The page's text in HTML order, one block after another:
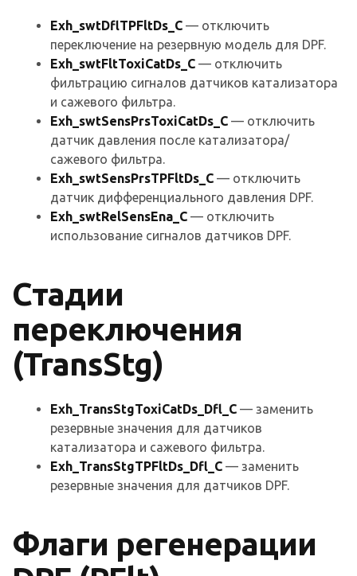
Exh_swtDflTPFltDs_C — отключить
переключение на резервную модель для DPF.
Exh_swtFltToxiCatDs_C — отключить
фильтрацию сигналов датчиков катализатора
и сажевого фильтра.
Exh_swtSensPrsToxiCatDs_C — отключить
датчик давления после катализатора/
сажевого фильтра.
Exh_swtSensPrsTPFltDs_C — отключить
датчик дифференциального давления DPF.
Exh_swtRelSensEna_C — отключить
использование сигналов датчиков DPF.
Стадии
переключения
(TransStg)
Exh_TransStgToxiCatDs_Dfl_C — заменить
резервные значения для датчиков
катализатора и сажевого фильтра.
Exh_TransStgTPFltDs_Dfl_C — заменить
резервные значения для датчиков DPF.
Флаги регенерации